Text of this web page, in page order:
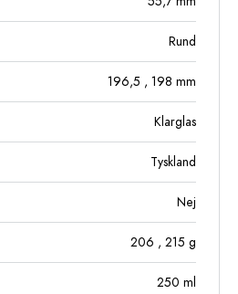
Rund
196,5 , 198 mm
Klarglas
Tyskland
Nej
206 , 215 g
250 ml